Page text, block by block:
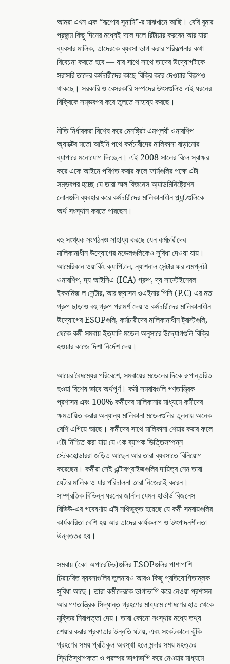
আমরা এখন এক “রূপোর সুনামি”-র মাঝখানে আছি। বেবি বুমার
প্রজন্ম কিছু দিনের মধ্যেই দলে দলে রিটায়ার করবেন আর যারা
ব্যবসার মালিক, তাদেরকে ব্যবসা ভাগ করার পরিকল্পনার কথা
বিবেচনা করতে হবে — যার সাথে সাথে তাদের উদ্যোগটাকে
সরাসরি তাদের কর্মচারীদের কাছে বিক্রি করে দেওয়ার বিকল্পও
থাকছে। সরকারি ও বেসরকারি সম্পদের উৎসগুলিও এই ধরনের
বিক্রিকে সম্ভবপর করে তুলতে সাহায্য করছে।
নীতি নির্ধারকরা বিশেষ করে মেনষ্ট্রিট এমপ্লয়ী ওনারশিপ
অ্যাক্টের মতো আইনি পথে কর্মচারীদের মালিকানা বাড়ানোর
ব্যাপারে মনোযোগ দিচ্ছেন। এই 2008 সালের বিলে স্বাক্ষর
করে একে আইনে পরিণত করার ফলে ফার্মগুলির পক্ষে এটা
সম্ভবপর হচ্ছে যে তারা স্মল বিজনেস অ্যাডমিনিষ্ট্রেশন
লোনগুলি ব্যবহার করে কর্মচারীদের মালিকানাধীন প্ল্যান্টগুলিকে
অর্থ সংস্থান করতে পারছেন।
বহু সংখ্যক সংগঠনও সাহায্য করছে যেন কর্মচারীদের
মালিকানাধীন উদ্যোগের মডেলগুলিকেও সুবিধা দেওয়া যায়।
আমেরিকান ওয়ার্কিং ক্যাপিটাল, ন্যাশনাল সেন্টার ফর এমপ্লয়ী
ওনারশিপ, দ্য আইসিএ (ICA) গ্রুপ, দ্য সাস্টেইনেবল
ইকনমিজ ল সেন্টার, আর জ্যাসন ওএইনার পিসি (P.C) এর মত
গ্রুপ ছাড়াও বহু গ্রুপ পরামর্শ দেয় ও কর্মচারীদের মালিকানাধীন
উদ্যোগের ESOPগুলি, কর্মচারীদের মালিকানাধীন ট্রাস্টগুলি,
থেকে কর্মী সমবায় ইত্যাদি মডেল অনুসারে উদ্যোগগুলি বিক্রি
হওয়ার কাজে দিশা নির্দেশ দেয়।
আয়ের বৈষম্যের পরিবেশে, সমবায়ের মডেলের দিকে রূপান্তরিত
হওয়া বিশেষ ভাবে অর্থপূর্ণ। কর্মী সমবায়গুলি গণতান্ত্রিক
প্রশাসন এবং 100% কর্মীদের মালিকানার মাধ্যমে কর্মীদের
ক্ষমতায়িত করার অন্যান্য মালিকানা মডেলগুলির তুলনায় অনেক
বেশি এগিয়ে আছে। কর্মীদের সাথে মালিকানা শেয়ার করার ফলে
এটা নিশ্চিত করা যায় যে এক ব্যাপক ভিত্তিসম্পন্ন
স্টেকহোল্ডাররা জড়িত আছেন আর তারা ব্যবসাতে বিনিয়োগ
করেছেন। কর্মীরা সেই এন্টারপ্রাইজগুলির দায়িত্ব নেন তারা
যেটার মালিক ও যার পরিচালনা তারা নিজেরাই করেন।
সাম্প্রতিক বিভিন্ন ধরনের জার্নাল যেমন হার্ভার্ড বিজনেস
রিভিউ-এর গবেষণায় এটা নথিভুক্ত হয়েছে যে কর্মী সমবায়গুলির
কার্যকারিতা বেশি হয় আর তাদের কার্যকলাপ ও উৎপাদনশীলতা
উন্নততর হয়।
সমবায় (কো-অপারেটিভ)গুলির ESOPগুলির পাশাপাশি
চিরাচরিত ব্যবসাগুলির তুলনায়ও আরও কিছু প্রতিযোগিতামূলক
সুবিধা আছে। তারা কর্মীদেরকে ভাগাভাগি করে নেওয়া প্রশাসন
আর গণতান্ত্রিক সিদ্ধান্ত গ্রহণের মাধ্যমে শোষণের হাত থেকে
মুক্তির নিরাপত্তা দেয়। তারা কোনো সংস্থার মধ্যে তথ্য
শেয়ার করার প্রবণতার উন্নতি ঘটায়, এবং সংকটকালে ঝুঁকি
গ্রহণের সময় প্রতিকুল অবস্থা হলে মন্দার সময় মহত্তর
স্থিতিস্থাপকতা ও পরস্পর ভাগাভাগি করে নেওয়ার মাধ্যমে